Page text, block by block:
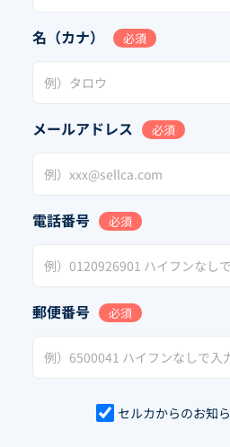
名（カナ） 必須
メールアドレス 必須
電話番号 必須
郵便番号 必須
セルカからのお知